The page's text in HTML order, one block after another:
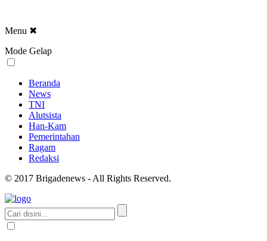
Menu ✖
Mode Gelap
Beranda
News
TNI
Alutsista
Han-Kam
Pemerintahan
Ragam
Redaksi
© 2017 Brigadenews - All Rights Reserved.